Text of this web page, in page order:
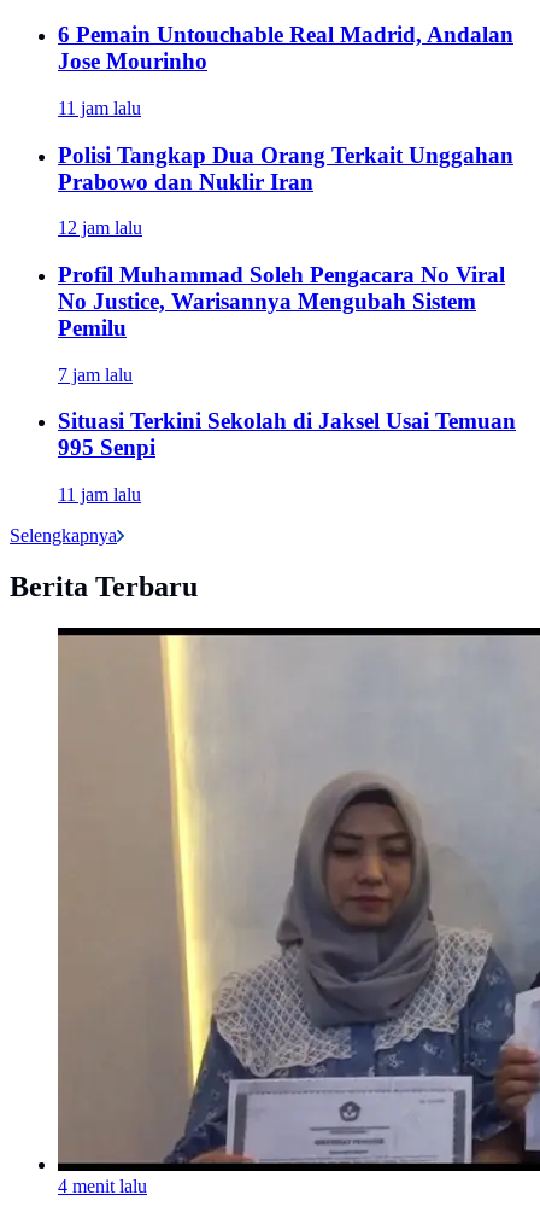
6 Pemain Untouchable Real Madrid, Andalan
Jose Mourinho
11 jam lalu
Polisi Tangkap Dua Orang Terkait Unggahan
Prabowo dan Nuklir Iran
12 jam lalu
Profil Muhammad Soleh Pengacara No Viral
No Justice, Warisannya Mengubah Sistem
Pemilu
7 jam lalu
Situasi Terkini Sekolah di Jaksel Usai Temuan
995 Senpi
11 jam lalu
Selengkapnya
Berita Terbaru
4 menit lalu